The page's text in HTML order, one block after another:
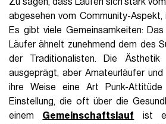
abgesehen vom Community-
Es gibt viele Gemeinsamkeiten:
Läufer ähnelt zunehmend dem des
der Traditionalisten. Die
ausgeprägt, aber Amateurläufer
ihre Weise eine Art Punk-Attitüde
Einstellung, die oft über die
einem Gemeinschaftslauf ist